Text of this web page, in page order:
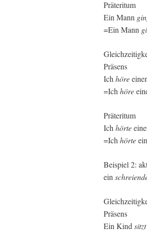
Präteritum
Ein Mann
=Ein Mann
Präsens
Ichhöre
=Ichhöre
Präteritum
Ichhörte
=Ichhörte
Beispiel 2:
ein
Präsens
Ein Kind